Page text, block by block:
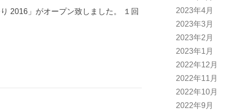
2016」がオープン致しました。 １回
2023年4月
2023年3月
2023年2月
2023年1月
2022年12月
2022年11月
2022年10月
2022年9月